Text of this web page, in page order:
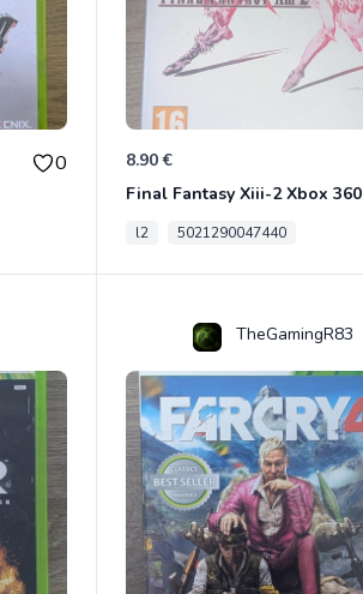
0 8.90 €
Final Fantasy Xiii-2 Xbox 360
l2 5021290047440
TheGamingR83